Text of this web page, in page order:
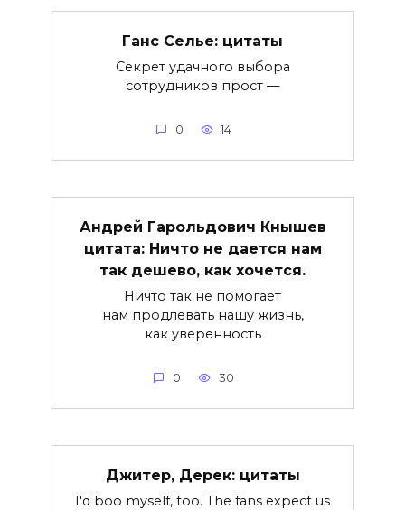
Ганс Селье: цитаты
Секрет удачного выбора
сотрудников прост —
0 14
Андрей Гарольдович Кнышев
цитата: Ничто не дается нам
так дешево, как хочется.
Ничто так не помогает
нам продлевать нашу жизнь,
как уверенность
0 30
Джитер, Дерек: цитаты
I'd boo myself, too. The fans expect us